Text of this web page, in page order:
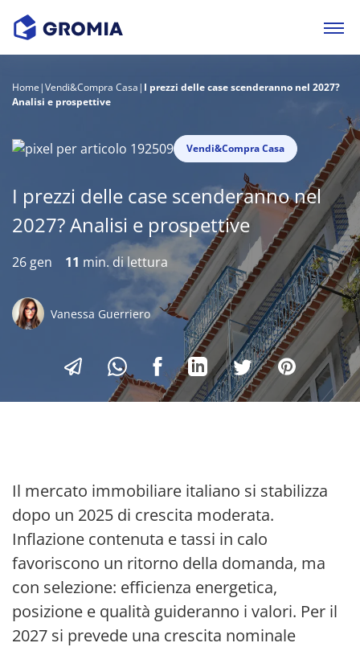
Home |Vendi&Compra Casa | I prezzi delle case scenderanno nel 2027?
Analisi e prospettive
Vendi&Compra Casa
I prezzi delle case scenderanno nel
2027? Analisi e prospettive
26 gen 11 min. di lettura
Vanessa Guerriero
Il mercato immobiliare italiano si stabilizza
dopo un 2025 di crescita moderata.
Inflazione contenuta e tassi in calo
favoriscono un ritorno della domanda, ma
con selezione: efficienza energetica,
posizione e qualità guideranno i valori. Per il
2027 si prevede una crescita nominale